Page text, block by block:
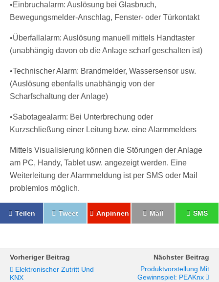
•Einbruchalarm: Auslösung bei Glasbruch,
Bewegungsmelder-Anschlag, Fenster- oder Türkontakt
•Überfallalarm: Auslösung manuell mittels Handtaster
(unabhängig davon ob die Anlage scharf geschalten ist)
•Technischer Alarm: Brandmelder, Wassersensor usw.
(Auslösung ebenfalls unabhängig von der
Scharfschaltung der Anlage)
•Sabotagealarm: Bei Unterbrechung oder
Kurzschließung einer Leitung bzw. eine Alarmmelders
Mittels Visualisierung können die Störungen der Anlage
am PC, Handy, Tablet usw. angezeigt werden. Eine
Weiterleitung der Alarmmeldung ist per SMS oder Mail
problemlos möglich.
Teilen Tweet Anpinnen Mail SMS
Vorheriger Beitrag
Elektronischer Zutritt Und
KNX
Nächster Beitrag
Produktvorstellung Mit
Gewinnspiel: PEAKnx